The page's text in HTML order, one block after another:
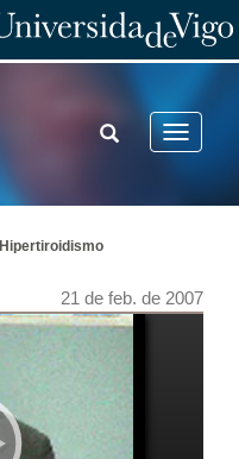
Toggle
TOGGLE
SEARCH
Hipertiroidismo
21 de feb. de 2007